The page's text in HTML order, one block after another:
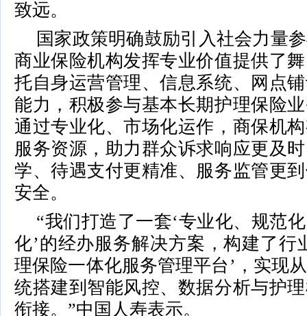
致远。
国家政策明确鼓励引入社会力量
商业保险机构发挥专业价值提供了
托自身运营管理、信息系统、网点
能力，积极参与基本长期护理保险
通过专业化、市场化运作，商保机
服务资源，助力群众诉求响应更及
学、待遇支付更精准、服务监管更
安全。
“我们打造了一套‘专业化、规范
化’的经办服务解决方案，构建了行
理保险一体化服务管理平台’，实现
统搭建到智能风控、数据分析与护
衔接。”中国人寿表示。